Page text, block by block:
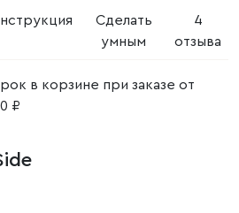
Сделать
умным
4
отзыва
в корзине при заказе от
₽